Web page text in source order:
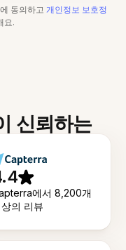
에 동의하고 개인정보 보호정
요.
신뢰하는
에서 8,200개
의 리뷰